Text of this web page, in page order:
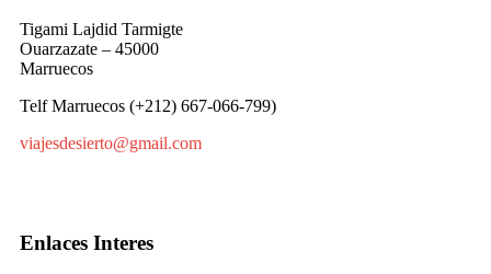
Tigami Lajdid Tarmigte
Ouarzazate – 45000
Marruecos
Telf Marruecos (+212) 667-066-799)
viajesdesierto@gmail.com
Enlaces Interes